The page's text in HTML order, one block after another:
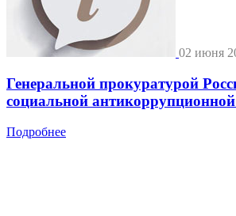
02 июня
Генеральной прокуратурой
социальной
Подробнее